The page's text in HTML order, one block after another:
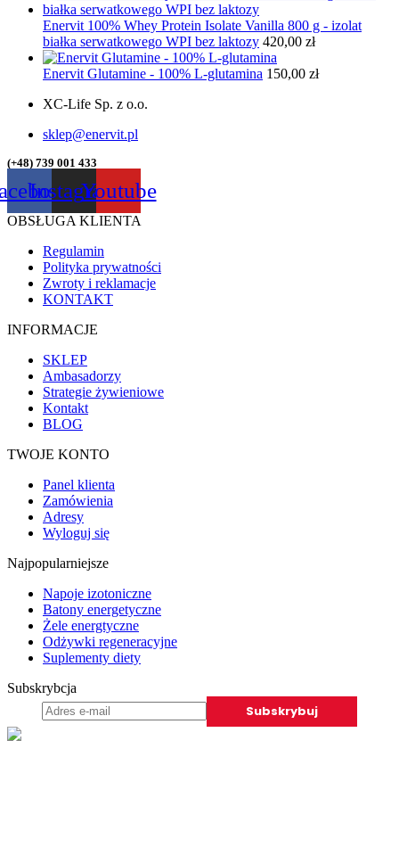
Enervit 100% Whey Protein Isolate Vanilla 800 g - izolat
białka serwatkowego WPI bez laktozy 420,00 zł
Enervit Glutamine - 100% L-glutamina 150,00 zł
XC-Life Sp. z o.o.
sklep@enervit.pl
(+48) 739 001 433
InstagramYoutube
OBSŁUGA KLIENTA
Regulamin
Polityka prywatności
Zwroty i reklamacje
KONTAKT
INFORMACJE
SKLEP
Ambasadorzy
Strategie żywieniowe
Kontakt
BLOG
TWOJE KONTO
Panel klienta
Zamówienia
Adresy
Wyloguj się
Najpopularniejsze
Napoje izotoniczne
Batony energetyczne
Żele energtyczne
Odżywki regeneracyjne
Suplementy diety
Subskrybcja